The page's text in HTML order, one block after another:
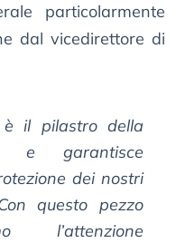
particolarmente
dal vicedirettore di
il pilastro della
e garantisce
dei nostri
questo pezzo
l’attenzione